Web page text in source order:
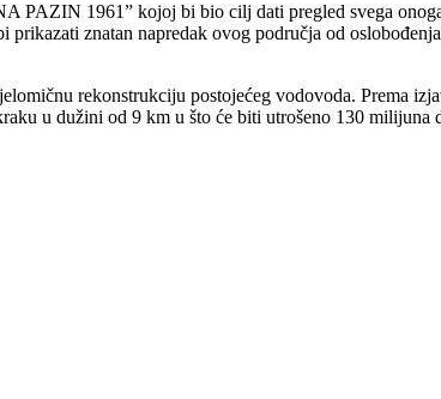
PAZIN 1961” kojoj bi bio cilj dati pregled svega
znatan napredak ovog područja od
rekonstrukciju postojećeg vodovoda. Prema
u dužini od 9 km u što će biti utrošeno 130 milijuna